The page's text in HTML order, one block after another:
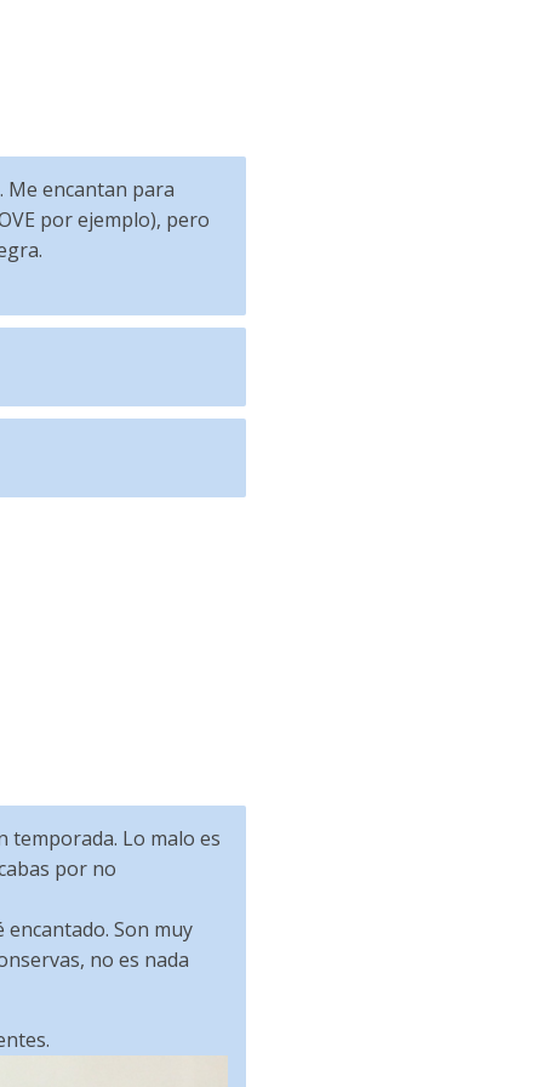
Me encantan para
por ejemplo), pero
temporada. Lo malo es
por no
Son muy
no es nada